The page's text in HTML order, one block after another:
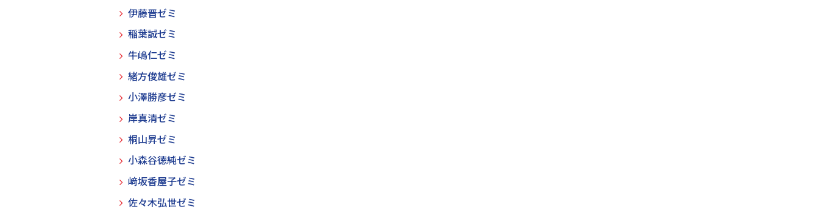
伊藤晋ゼミ
稲葉誠ゼミ
牛嶋仁ゼミ
緒方俊雄ゼミ
小澤勝彦ゼミ
岸真清ゼミ
桐山昇ゼミ
小森谷徳純ゼミ
﨑坂香屋子ゼミ
佐々木弘世ゼミ